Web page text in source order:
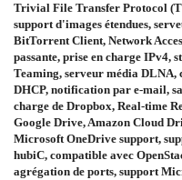
Trivial File Transfer Protocol
support d'images étendues,
BitTorrent Client, Network
passante, prise en charge IPv4,
Teaming, serveur média
DHCP, notification par e-mail,
charge de Dropbox, Real-time
Google Drive, Amazon Cloud
Microsoft OneDrive support,
hubiC, compatible avec
agrégation de ports, support